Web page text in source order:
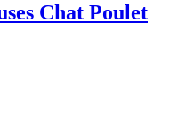
Chat Poulet